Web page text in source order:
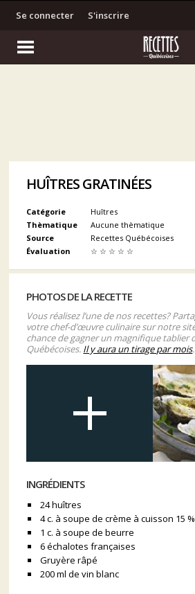
S'inscrire
Se connecter
HUÎTRES GRATINÉES
Catégorie
Huîtres
Thèmatique
Aucune thèmatique
Source
Recettes Québécoises
Évaluation
☆ ☆ ☆ ☆ ☆
PHOTOS DE LA RECETTE
Vous réalisez l’une de nos recettes?
votre chef-d’œuvre culinaire sur notre
chance de gagner un magnifique tablier
Québécoises. Il y aura un tirage par mois.
INGRÉDIENTS
24 huîtres
4 c. à soupe de crème à cuisson 15 %
1 c. à soupe de beurre
6 échalotes françaises
Gruyère râpé
200 ml de vin blanc